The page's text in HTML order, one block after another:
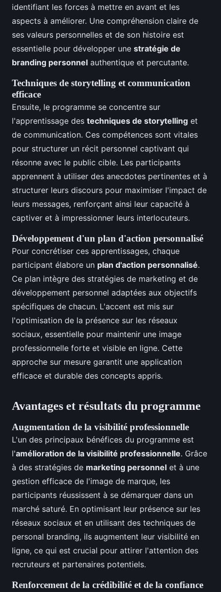
identifiant les forces à mettre en avant et les
aspects à améliorer. Une compréhension claire de
ses valeurs personnelles et de son histoire est
essentielle pour développer une stratégie de
branding personnel authentique et percutante.
Techniques de storytelling et communication
efficace
Ensuite, le programme se concentre sur
l'apprentissage des techniques de storytelling et
de communication. Ces compétences sont vitales
pour structurer un récit personnel captivant qui
résonne avec le public cible. Les participants
apprennent à utiliser des anecdotes pertinentes et à
structurer leurs discours pour maximiser l'impact de
leurs messages, renforçant ainsi leur capacité à
captiver et à impressionner leurs interlocuteurs.
Développement d'un plan d'action personnalisé
Pour concrétiser ces apprentissages, chaque
participant élabore un plan d'action personnalisé.
Ce plan intègre des stratégies de marketing et de
développement personnel adaptées aux objectifs
spécifiques de chacun. L'accent est mis sur
l'optimisation de la présence sur les réseaux
sociaux, essentielle pour maintenir une image
professionnelle forte et visible en ligne. Cette
approche sur mesure garantit une application
efficace et durable des concepts appris.
Avantages et résultats du programme
Augmentation de la visibilité professionnelle
L'un des principaux bénéfices du programme est
l'amélioration de la visibilité professionnelle. Grâce
à des stratégies de marketing personnel et à une
gestion efficace de l'image de marque, les
participants réussissent à se démarquer dans un
marché saturé. En optimisant leur présence sur les
réseaux sociaux et en utilisant des techniques de
personal branding, ils augmentent leur visibilité en
ligne, ce qui est crucial pour attirer l'attention des
recruteurs et partenaires potentiels.
Renforcement de la crédibilité et de la confiance